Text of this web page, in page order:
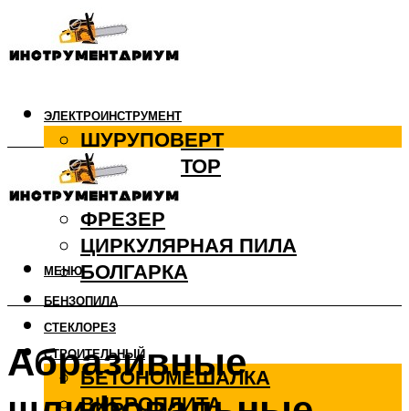
ЭЛЕКТРОИНСТРУМЕНТ
ШУРУПОВЕРТ
ПЕРФОРАТОР
ДРЕЛЬ
ФРЕЗЕР
ЦИРКУЛЯРНАЯ ПИЛА
БОЛГАРКА
БЕНЗОПИЛА
СТЕКЛОРЕЗ
СТРОИТЕЛЬНЫЙ
БЕТОНОМЕШАЛКА
ВИБРОПЛИТА
МЕНЮ
Абразивные